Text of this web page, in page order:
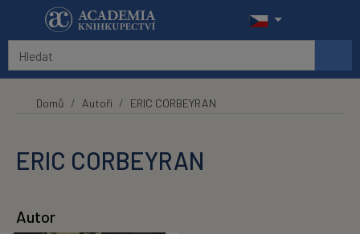
Přeskočit na hlavní obsah
Domů Autoři ERIC CORBEYRAN
ERIC CORBEYRAN
Autor